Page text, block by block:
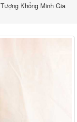
Tượng Khổng Minh Gia